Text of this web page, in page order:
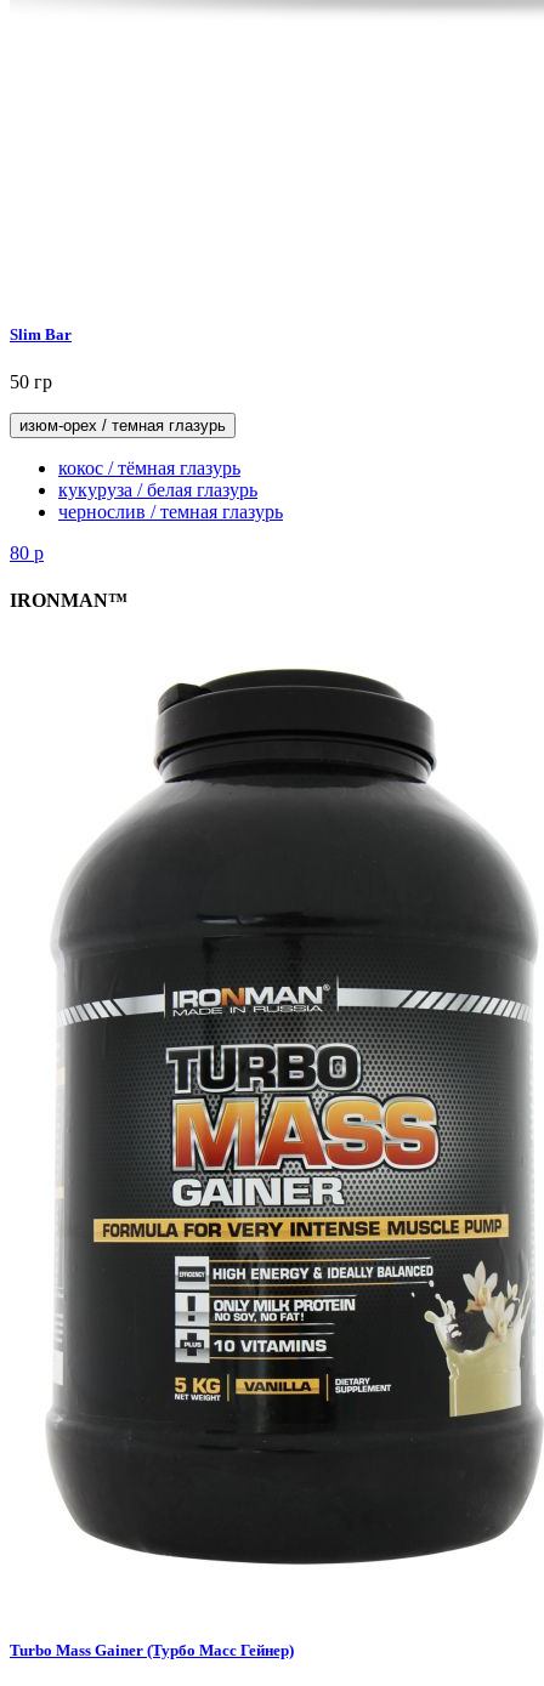
Slim Bar
50 гр
изюм-орех / темная глазурь
кокос / тёмная глазурь
кукуруза / белая глазурь
чернослив / темная глазурь
80 р
IRONMAN™
Turbo Mass Gainer (Турбо Масс Гейнер)